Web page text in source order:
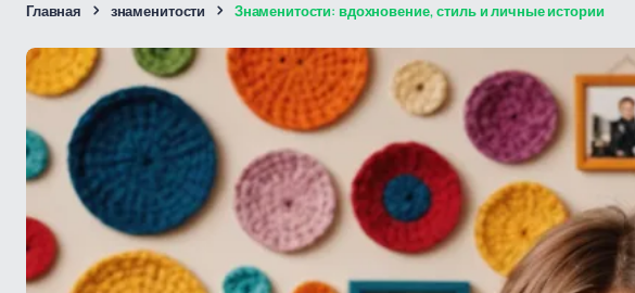
Главная знаменитости Знаменитости: вдохновение, стиль и личные истории